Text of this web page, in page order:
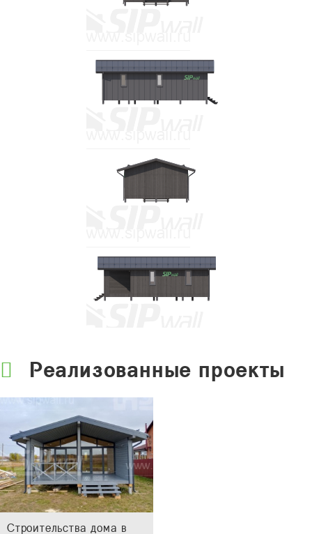
Реализованные проекты
Строительства дома в